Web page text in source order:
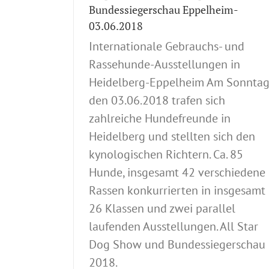
Bundessiegerschau Eppelheim-
03.06.2018
Internationale Gebrauchs- und
Rassehunde-Ausstellungen in
Heidelberg-Eppelheim Am
den 03.06.2018 trafen sich
zahlreiche Hundefreunde in
Heidelberg und stellten sich den
kynologischen Richtern. Ca. 85
Hunde, insgesamt 42 verschiedene
Rassen konkurrierten in insgesamt
26 Klassen und zwei parallel
laufenden Ausstellungen. All Star
Dog Show und Bundessiegerschau
2018.